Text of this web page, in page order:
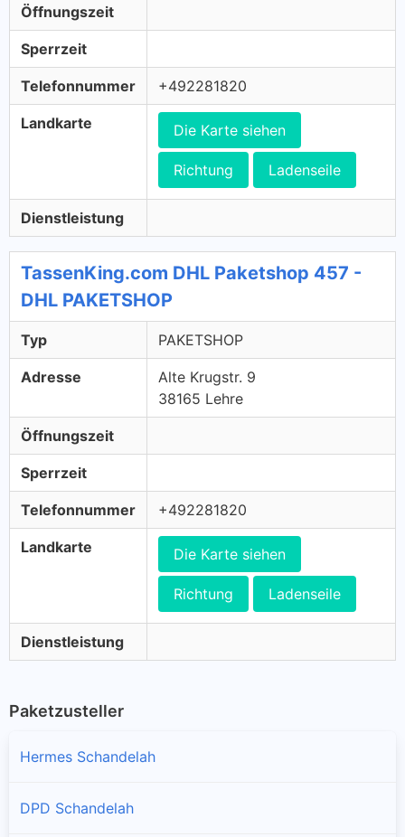
Öffnungszeit
Sperrzeit
Telefonnummer +492281820
Landkarte Die Karte siehen
Richtung Ladenseile
Dienstleistung
TassenKing.com DHL Paketshop 457 -
DHL PAKETSHOP
Typ PAKETSHOP
Adresse
Alte Krugstr. 9
38165 Lehre
Öffnungszeit
Sperrzeit
Telefonnummer +492281820
Landkarte Die Karte siehen
Richtung Ladenseile
Dienstleistung
Paketzusteller
Hermes Schandelah
DPD Schandelah